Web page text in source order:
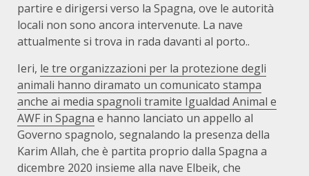
partire e dirigersi verso la Spagna, ove le autorità
locali non sono ancora intervenute. La nave
attualmente si trova in rada davanti al porto..
Ieri, le tre organizzazioni per la protezione degli
animali hanno diramato un comunicato stampa
anche ai media spagnoli tramite Igualdad Animal e
AWF in Spagna e hanno lanciato un appello al
Governo spagnolo, segnalando la presenza della
Karim Allah, che è partita proprio dalla Spagna a
dicembre 2020 insieme alla nave Elbeik, che